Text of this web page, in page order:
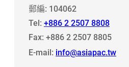
郵編: 104062
Tel: +886 2 2507 8808
Fax: +886 2 2507 8805
E-mail: info@asiapac.tw